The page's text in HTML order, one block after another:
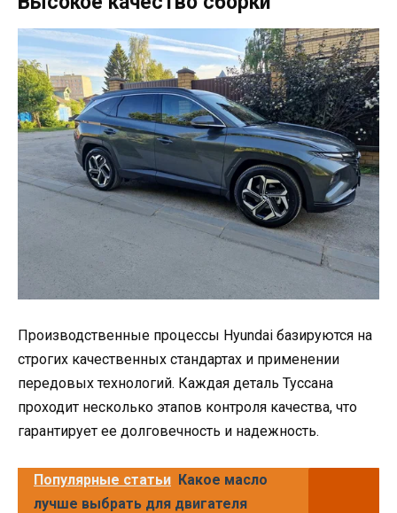
Производственные процессы Hyundai базируются на
строгих качественных стандартах и применении
передовых технологий. Каждая деталь Туссана
проходит несколько этапов контроля качества, что
гарантирует ее долговечность и надежность.
Популярные статьи Какое масло
лучше выбрать для двигателя